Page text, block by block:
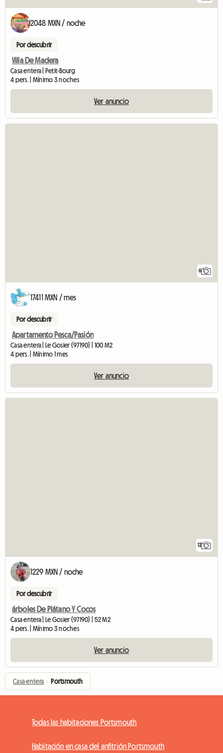
2048 MXN / noche
Por descubrir
Villa De Madera
Casa entera | Petit-Bourg
4 pers. | Mínimo 3 noches
Ver anuncio
6
17411 MXN / mes
Por descubrir
Apartamento Pesca/Pasión
Casa entera | Le Gosier (97190) | 100 M2
4 pers. | Mínimo 1 mes
Ver anuncio
12
1229 MXN / noche
Por descubrir
árboles De Plátano Y Cocos
Casa entera | Le Gosier (97190) | 52 M2
4 pers. | Mínimo 3 noches
Ver anuncio
Casa entera › Portsmouth
Todas las habitaciones Portsmouth
Habitación en casa del anfitrión Portsmouth